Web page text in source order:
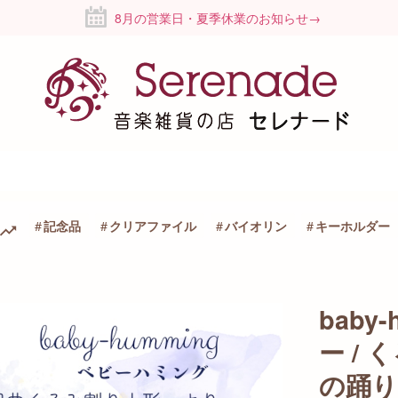
8月の営業日・夏季休業のお知らせ→
記念品 クリアファイル バイオリン キーホルダー
ー /
の踊